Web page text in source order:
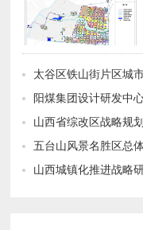
太谷区铁山街片区城
阳煤集团设计研发中
山西省综改区战略规划
五台山风景名胜区总
山西城镇化推进战略